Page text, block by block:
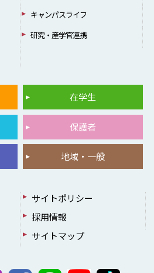
キャンパスライフ
研究・産学官連携
在学生
保護者
地域・一般
サイトポリシー
採用情報
サイトマップ